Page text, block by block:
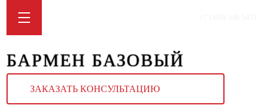
БАРМЕН БАЗОВЫЙ
ЗАКАЗАТЬ КОНСУЛЬТАЦИЮ